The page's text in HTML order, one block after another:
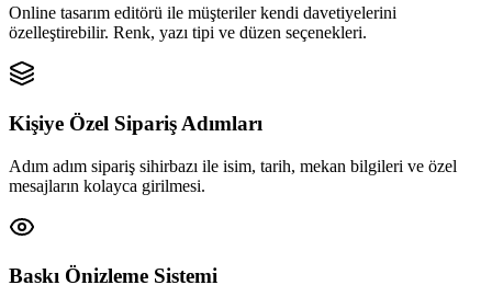
Online tasarım editörü ile müşteriler kendi davetiyelerini
özelleştirebilir. Renk, yazı tipi ve düzen seçenekleri.
Kişiye Özel Sipariş Adımları
Adım adım sipariş sihirbazı ile isim, tarih, mekan bilgileri ve özel
mesajların kolayca girilmesi.
Baskı Önizleme Sistemi